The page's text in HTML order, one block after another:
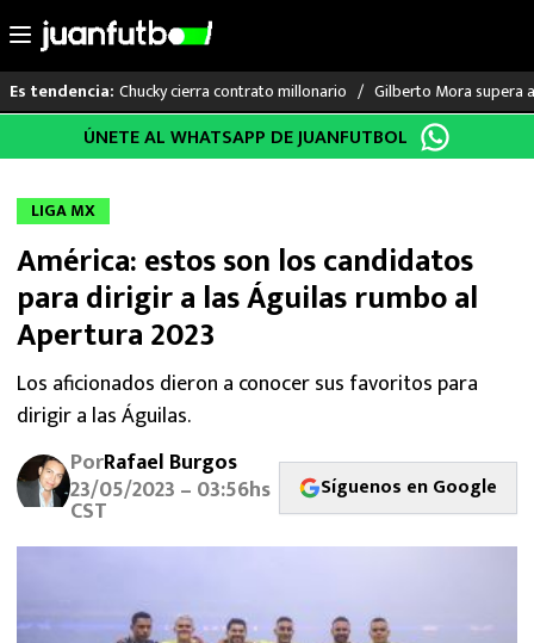
al
Es tendencia: Chucky cierra contrato millonario Gilberto Mora supera
LO ÚLTIMO
LIGA MX
RAYADOS
PUMAS
ATLANTE
FUTBOL INTERNACIONAL
MEXICANOS EN EL EXTRANJERO
FUTBOL ESTUFA
ÚNETE AL WHATSAPP DE JUANFUTBOL
LIGA MX
América: estos son los candidatos
para dirigir a las Águilas rumbo al
Apertura 2023
Los aficionados dieron a conocer sus favoritos para
dirigir a las Águilas.
PorRafael Burgos
23/05/2023 – 03:56hs
CST
Síguenos en Google